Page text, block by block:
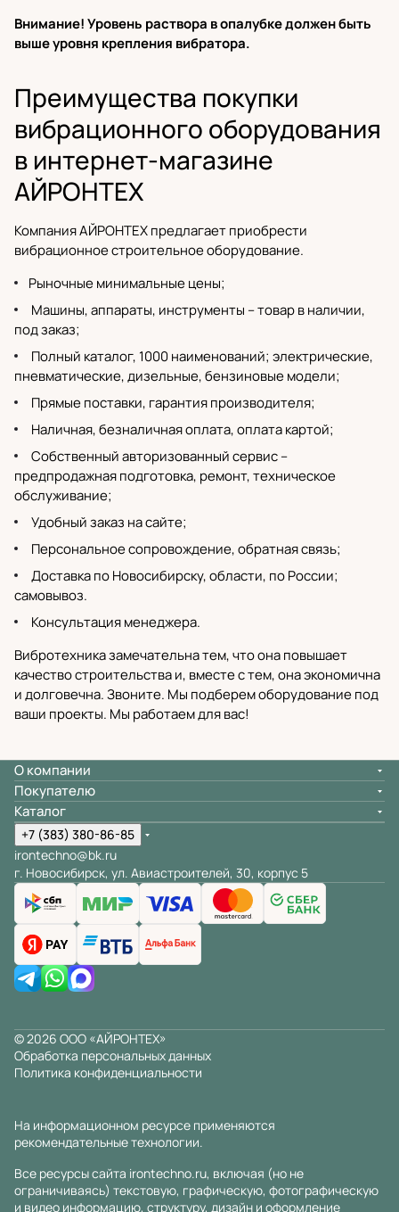
Внимание! Уровень раствора в опалубке должен быть
выше уровня крепления вибратора.
Преимущества покупки
вибрационного оборудования
в интернет-магазине
АЙРОНТЕХ
Компания АЙРОНТЕХ предлагает приобрести
вибрационное строительное оборудование.
Рыночные минимальные цены;
Машины, аппараты, инструменты – товар в наличии,
под заказ;
Полный каталог, 1000 наименований; электрические,
пневматические,дизельные,бензиновые модели;
Прямые поставки, гарантия производителя;
Наличная, безналичная оплата, оплата картой;
Собственныйавторизованный сервис–
предпродажная подготовка, ремонт, техническое
обслуживание;
Удобный заказ на сайте;
Персональное сопровождение, обратная связь;
Доставка по Новосибирску, области, по России;
самовывоз.
Консультация менеджера.
Вибротехника замечательна тем, что она повышает
качество строительства и, вместе с тем, она экономична
и долговечна. Звоните. Мы подберем оборудование под
ваши проекты. Мы работаем для вас!
О компании
Покупателю
Каталог
+7 (383) 380-86-85
irontechno@bk.ru
г. Новосибирск, ул. Авиастроителей, 30, корпус 5
© 2026 ООО «АЙРОНТЕХ»
Обработка персональных данных
Политика конфиденциальности
На информационном ресурсе применяются
рекомендательные технологии.
Все ресурсы сайта irontechno.ru, включая (но не
ограничиваясь) текстовую, графическую, фотографическую
и видео информацию, структуру, дизайн и оформление